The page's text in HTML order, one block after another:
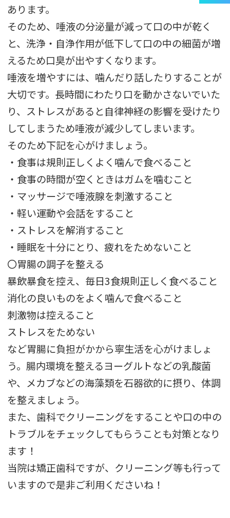
あります。
そのため、唾液の分泌量が減って口の中が乾く
と、洗浄・自浄作用が低下して口の中の細菌が増
えるため口臭が出やすくなります。
唾液を増やすには、噛んだり話したりすることが
大切です。長時間にわたり口を動かさないでいた
り、ストレスがあると自律神経の影響を受けたり
してしまうため唾液が減少してしまいます。
そのため下記を心がけましょう。
・食事は規則正しくよく噛んで食べること
・食事の時間が空くときはガムを噛むこと
・マッサージで唾液腺を刺激すること
・軽い運動や会話をすること
・ストレスを解消すること
・睡眠を十分にとり、疲れをためないこと
〇胃腸の調子を整える
暴飲暴食を控え、毎日3食規則正しく食べること
消化の良いものをよく噛んで食べること
刺激物は控えること
ストレスをためない
など胃腸に負担がかから寧生活を心がけましょ
う。腸内環境を整えるヨーグルトなどの乳酸菌
や、メカブなどの海藻類を石器欲的に摂り、体調
を整えましょう。
また、歯科でクリーニングをすることや口の中の
トラブルをチェックしてもらうことも対策となり
ます！
当院は矯正歯科ですが、クリーニング等も行って
いますので是非ご利用くださいね！